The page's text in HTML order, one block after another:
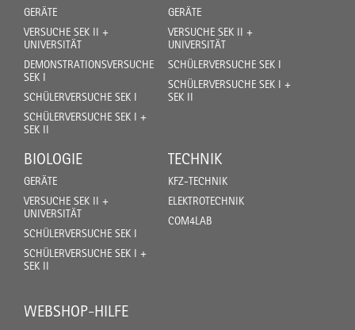
GERÄTE
VERSUCHE SEK II +
UNIVERSITÄT
DEMONSTRATIONSVERSUCHE
SEK I
SCHÜLERVERSUCHE SEK I
SCHÜLERVERSUCHE SEK I +
SEK II
GERÄTE
VERSUCHE SEK II +
UNIVERSITÄT
SCHÜLERVERSUCHE SEK I
SCHÜLERVERSUCHE SEK I +
SEK II
BIOLOGIE
GERÄTE
VERSUCHE SEK II +
UNIVERSITÄT
SCHÜLERVERSUCHE SEK I
SCHÜLERVERSUCHE SEK I +
SEK II
TECHNIK
KFZ-TECHNIK
ELEKTROTECHNIK
COM4LAB
WEBSHOP-HILFE